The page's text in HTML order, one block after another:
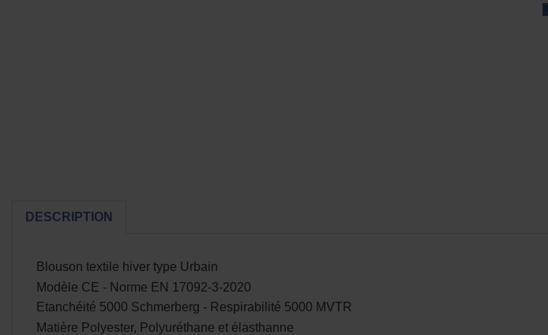
DESCRIPTION
Blouson textile hiver type Urbain
Modèle CE - Norme EN 17092-3-2020
Etanchéité 5000 Schmerberg - Respirabilité 5000 MVTR
Matière Polyester, Polyuréthane et élasthanne